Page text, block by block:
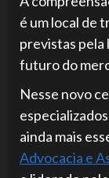
é um local de
previstas pela
futuro do
Nesse novo
ainda mais
Advocacia e